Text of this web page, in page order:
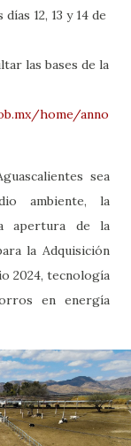
12, 13 y 14 de
las bases de la
home/anno
sea
ambiente, la
apertura de la
la Adquisición
2024, tecnología
en energía